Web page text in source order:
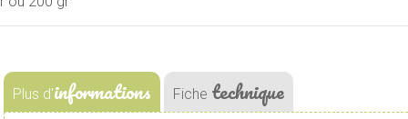
Plus d'informations Fiche technique